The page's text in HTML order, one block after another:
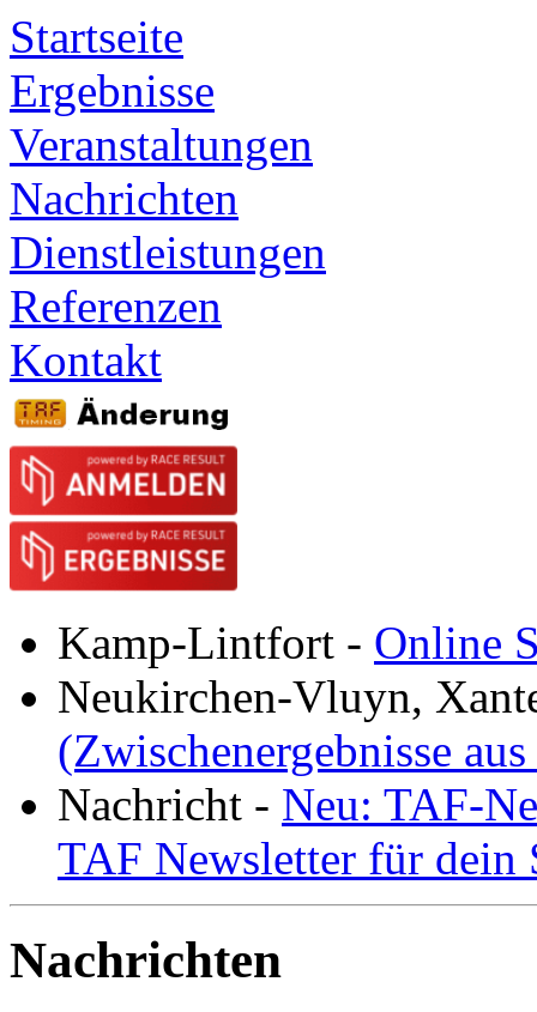
Startseite
Ergebnisse
Veranstaltungen
Nachrichten
Dienstleistungen
Referenzen
Kontakt
Kamp-Lintfort - Online
Neukirchen-Vluyn,
(Zwischenergebnisse
Nachricht - Neu: TAF-
TAF Newsletter für dein
Nachrichten